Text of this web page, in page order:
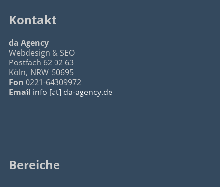
Kontakt
da Agency
Webdesign & SEO
Postfach 62 02 63
Köln, NRW 50695
Fon 0221-64309972
Email info [at] da-agency.de
Bereiche